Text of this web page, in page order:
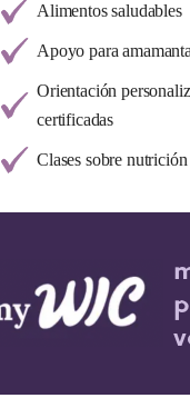
Alimentos saludables
Apoyo para
Orientación
certificadas
Clases sobre nutrición